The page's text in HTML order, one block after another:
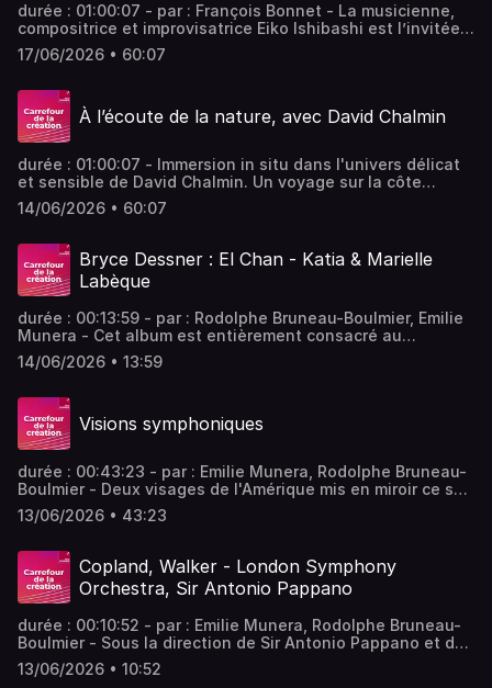
durée : 01:00:07 - par : François Bonnet - La musicienne,
compositrice et improvisatrice Eiko Ishibashi est l’invitée
du GRM dans L’Expérimentale. Figure majeure de la scène
japonaise contemporaine, elle propose une sélection
expérimentations électroniques, avant-garde et musiques
de l’écoute. - équipe : Alexandre Bazin Vous aimez ce
podcast ? Pour écouter tous les épisodes sans limite,
17/06/2026 • 60:07
À l’écoute de la nature, avec David Chalmin
durée : 01:00:07 - Immersion in situ dans l'univers délicat
et sensible de David Chalmin. Un voyage sur la côte
basque, des chemins de forêt, une mer agitée et même
une visite d'un studio étourdissant. Un documentaire
Parfenoff, Martine Mony - invités : David Chalmin
compositeur, producteur, multi-instrumentiste et chanteur
français Vous aimez ce podcast ? Pour écouter tous les
14/06/2026 • 60:07
Bryce Dessner : El Chan - Katia & Marielle
Labèque
durée : 00:13:59 - par : Rodolphe Bruneau-Boulmier, Emilie
Munera - Cet album est entièrement consacré au
compositeur américain Bryce Dessner, fondateur et
guitariste du groupe de rock The National. Digne héritier
les soeurs Labèque un concerto pour deux pianos
enregistré avec l'Orchestre de Paris en 2018. Vous aimez
ce podcast ? Pour écouter tous les épisodes sans limite,
14/06/2026 • 13:59
Visions symphoniques
durée : 00:43:23 - par : Emilie Munera, Rodolphe Bruneau-
Boulmier - Deux visages de l'Amérique mis en miroir ce soir
avec la 5ème symphonie - intitulée "Visions" - de George
Walker écrite en hommage aux victimes de la fusillade de
Dessner, composé pour les soeurs Katia et Marielle
Labèque. - équipe : Lionel Quantin, Pauline Boisaubert
Vous aimez ce podcast ? Pour écouter tous les épisodes
13/06/2026 • 43:23
Copland, Walker - London Symphony
Orchestra, Sir Antonio Pappano
durée : 00:10:52 - par : Emilie Munera, Rodolphe Bruneau-
Boulmier - Sous la direction de Sir Antonio Pappano et du
London Symphony Orchestra, deux chefs-d'œuvre
américains prennent vie : la Symphonie n°3 de Copland et
13/06/2026 • 10:52